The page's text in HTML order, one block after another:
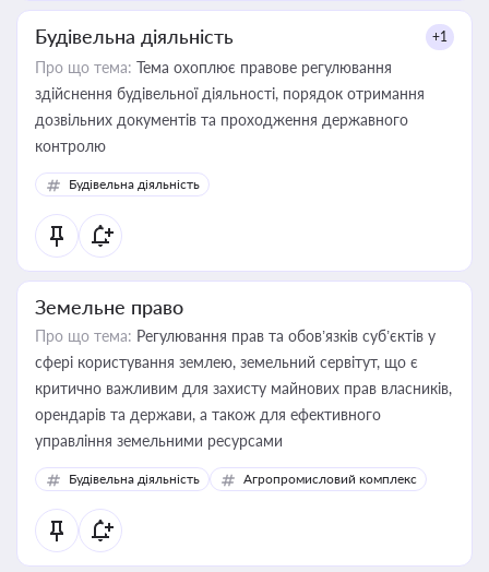
Будівельна діяльність +1
Про що тема: Тема охоплює правове регулювання
здійснення будівельної діяльності, порядок отримання
дозвільних документів та проходження державного
контролю
Будівельна діяльність
Земельне право
Про що тема: Регулювання прав та обов’язків суб’єктів у
сфері користування землею, земельний сервітут, що є
критично важливим для захисту майнових прав власників,
орендарів та держави, а також для ефективного
управління земельними ресурсами
Будівельна діяльність Агропромисловий комплекс